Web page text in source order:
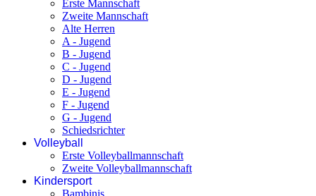
Erste Mannschaft
Zweite Mannschaft
Alte Herren
A - Jugend
B - Jugend
C - Jugend
D - Jugend
E - Jugend
F - Jugend
G - Jugend
Schiedsrichter
Volleyball
Erste Volleyballmannschaft
Zweite Volleyballmannschaft
Kindersport